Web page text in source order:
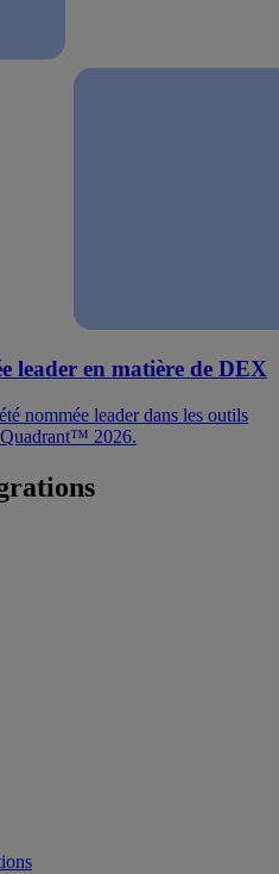
leader en matière de DEX
nommée leader dans les outils
2026.